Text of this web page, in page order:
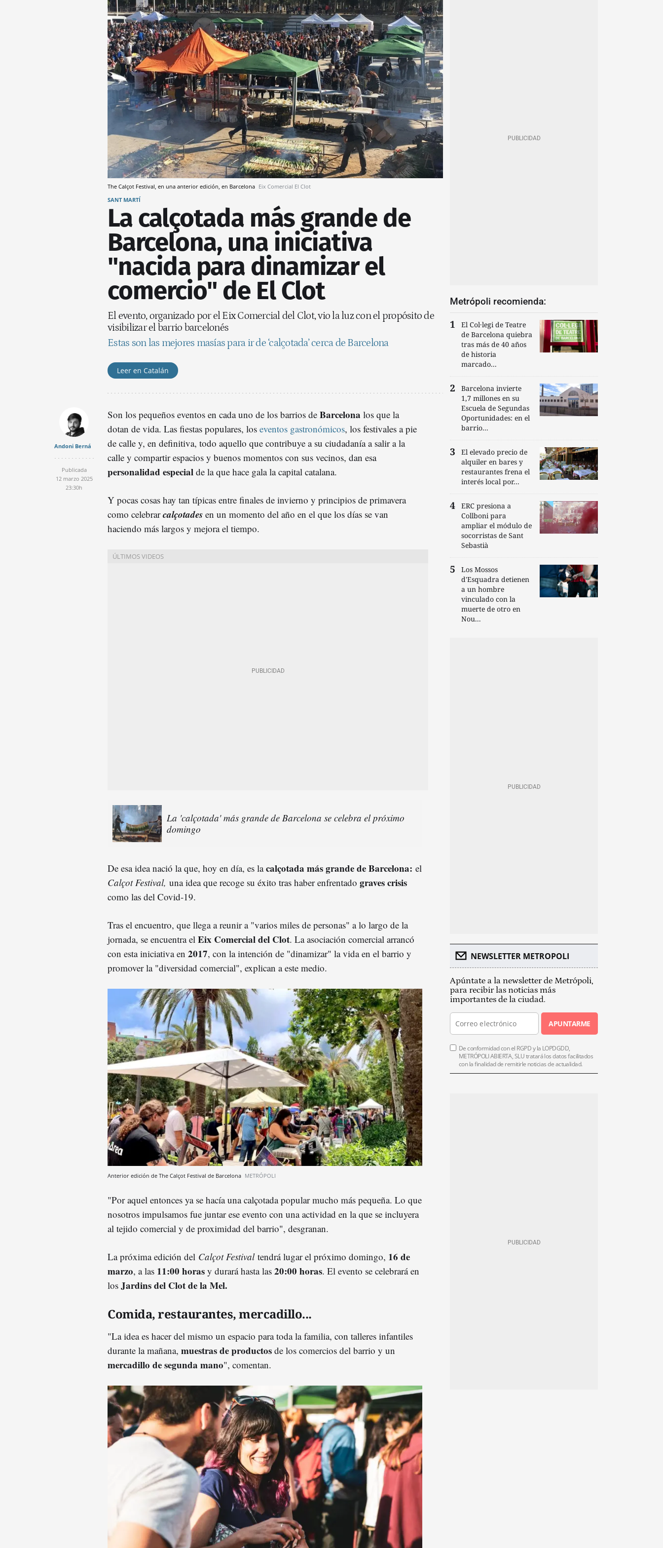
The Calçot Festival, en una anterior edición, en Barcelona Eix Comercial El Clot
SANT MARTÍ
La calçotada más grande de
Barcelona, una iniciativa
"nacida para dinamizar el
comercio" de El Clot
El evento, organizado por el Eix Comercial del Clot, vio la luz con el propósito de
visibilizar el barrio barcelonés
Estas son las mejores masías para ir de ‘calçotada’ cerca de Barcelona
Leer en Catalán
Andoni Berná
Publicada
12 marzo 2025
23:30h
Son los pequeños eventos en cada uno de los barrios de Barcelona los que la
dotan de vida. Las fiestas populares, los eventos gastronómicos, los festivales a pie
de calle y, en definitiva, todo aquello que contribuye a su ciudadanía a salir a la
calle y compartir espacios y buenos momentos con sus vecinos, dan esa
personalidad especial de la que hace gala la capital catalana.
Y pocas cosas hay tan típicas entre finales de invierno y principios de primavera
como celebrarcalçotades en un momento del año en el que los días se van
haciendo más largos y mejora el tiempo.
La 'calçotada' más grande de Barcelona se celebra el próximo
domingo
De esa idea nació la que, hoy en día, es lacalçotada más grande de Barcelona: el
Calçot Festival, una idea que recoge su éxito tras haber enfrentado graves crisis
como las del Covid-19.
Tras el encuentro, que llega a reunir a "varios miles de personas" a lo largo de la
jornada, se encuentra el Eix Comercial del Clot. La asociación comercial arrancó
con esta iniciativa en 2017, con la intención de "dinamizar" la vida en el barrio y
promover la "diversidad comercial", explican a este medio.
Anterior edición de The Calçot Festival de Barcelona METRÓPOLI
"Por aquel entonces ya se hacía una calçotada popular mucho más pequeña. Lo que
nosotros impulsamos fue juntar ese evento con una actividad en la que se incluyera
al tejido comercial y de proximidad del barrio", desgranan.
La próxima edición del Calçot Festivaltendrá lugar el próximo domingo, 16 de
marzo, a las 11:00 horas y durará hasta las 20:00 horas. El evento se celebrará en
los Jardins del Clot de la Mel.
Comida, restaurantes, mercadillo...
"La idea es hacer del mismo un espacio para toda la familia, con talleres infantiles
durante la mañana, muestras de productos de los comercios del barrio y un
mercadillo de segunda mano", comentan.
Metrópoli recomienda:
El Col·legi de Teatre
de Barcelona quiebra
tras más de 40 años
de historia
marcado...
Barcelona invierte
1,7 millones en su
Escuela de Segundas
Oportunidades: en el
barrio...
El elevado precio de
alquiler en bares y
restaurantes frena el
interés local por...
ERC presiona a
Collboni para
ampliar el módulo de
socorristas de Sant
Sebastià
Los Mossos
d'Esquadra detienen
a un hombre
vinculado con la
muerte de otro en
Nou...
NEWSLETTER METROPOLI
Apúntate a la newsletter de Metrópoli,
para recibir las noticias más
importantes de la ciudad.
APUNTARME
De conformidad con el RGPD y la LOPDGDD,
METRÓPOLI ABIERTA, SLU tratará los datos facilitados
con la finalidad de remitirle noticias de actualidad.